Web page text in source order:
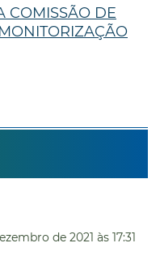
COMISSÃO DE
de 2021 às 17:31